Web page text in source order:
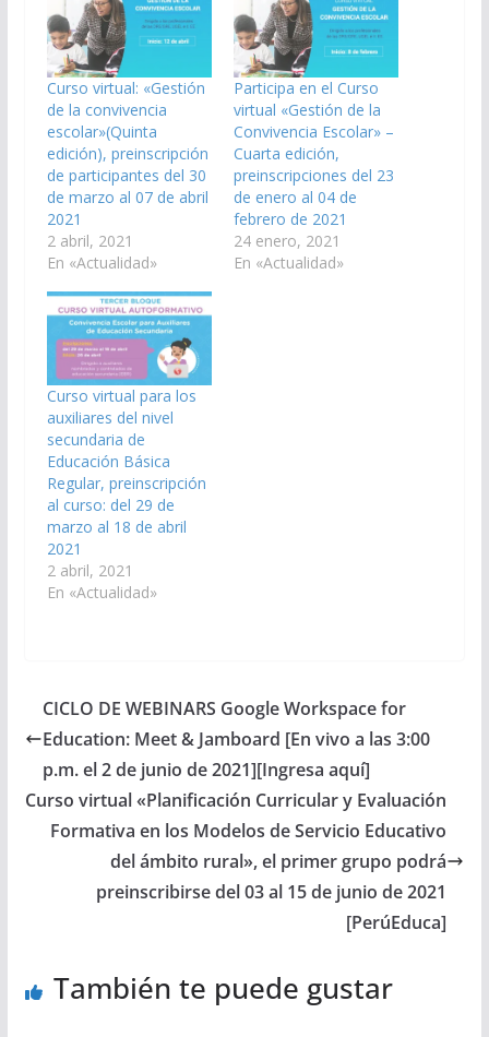
Curso virtual: «Gestión
de la convivencia
escolar»(Quinta
edición), preinscripción
de participantes del 30
de marzo al 07 de abril
2021
2 abril, 2021
En «Actualidad»
Participa en el Curso
virtual «Gestión de la
Convivencia Escolar» –
Cuarta edición,
preinscripciones del 23
de enero al 04 de
febrero de 2021
24 enero, 2021
En «Actualidad»
Curso virtual para los
auxiliares del nivel
secundaria de
Educación Básica
Regular, preinscripción
al curso: del 29 de
marzo al 18 de abril
2021
2 abril, 2021
En «Actualidad»
CICLO DE WEBINARS Google Workspace for
Education: Meet & Jamboard [En vivo a las 3:00
p.m. el 2 de junio de 2021][Ingresa aquí]
Curso virtual «Planificación Curricular y Evaluación
Formativa en los Modelos de Servicio Educativo
del ámbito rural», el primer grupo podrá
preinscribirse del 03 al 15 de junio de 2021
[PerúEduca]
También te puede gustar